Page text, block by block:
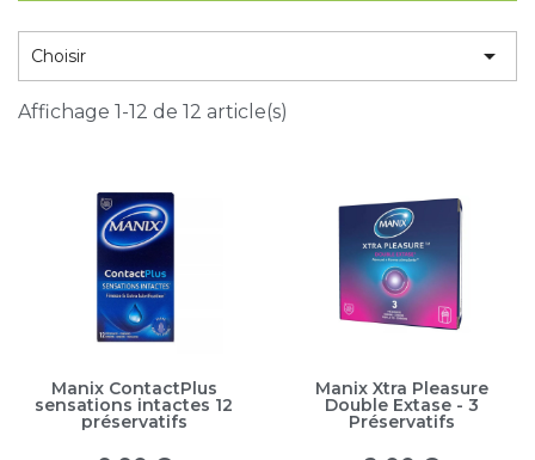
Choisir 
Affichage 1-12 de 12 article(s)
Manix ContactPlus
sensations intactes 12
préservatifs
Manix Xtra Pleasure
Double Extase - 3
Préservatifs